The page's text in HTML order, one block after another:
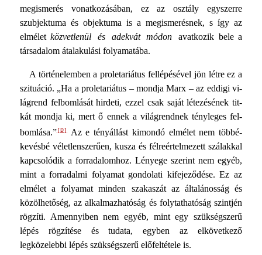
megismerés vonatkozásában, ez az osztály egy­szerre
szubjektuma és objektuma is a megismerésnek, s így az
elméletközvetlenül és adekvát módonavatkozik bele a
társadalom átalakulási folyamatába.
A történelemben a proletariátus fellépésével jön létre ez a
szituáció. „Ha a proletariátus – mondja Marx – az eddigi vi­
lágrend felbomlását hirdeti, ezzel csak saját létezésének tit­
kát mondja ki, mert ő ennek a világrendnek tényleges fel­
bomlása.”[D] Az e tényállást kimondó elmélet nem többé-
ke­vésbé véletlenszerűen, kusza és félreértelmezett szálakkal
kap­csolódik a forradalomhoz. Lényege szerint nem egyéb,
mint a forradalmi folyamat gondolati kifejeződése. Ez az
elmélet a folyamat minden szakaszát az általánosság és
közölhetőség, az alkalmazhatóság és folytathatóság szintjén
rögzíti. Amennyiben nem egyéb, mint egy szükségszerű
lépés rögzítése és tudata, egyben az elkövetkező
legközelebbi lépés szükségsze­rű előfeltétele is.